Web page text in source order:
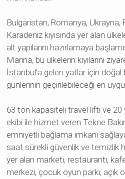
Bulgaristan, Romanya, Ukrayna,
Karadeniz kıyısında yer alan
alt yapılarını hazırlamaya
Marina, bu ülkelerin kıyılarını
İstanbul’a gelen yatlar için doğal
günlerinin geçirilebileceği en
63 ton kapasiteli travel lifti ve 20
ekibi ile hizmet veren Tekne
emniyetli bağlama imkanı
saat sürekli güvenlik ve temizlik
yer alan marketi, restaurantı,
merkezi, çocuk oyun parkı, açık